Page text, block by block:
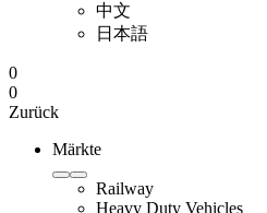
中文
日本語
0
0
Zurück
Märkte
Railway
Heavy Duty Vehicles